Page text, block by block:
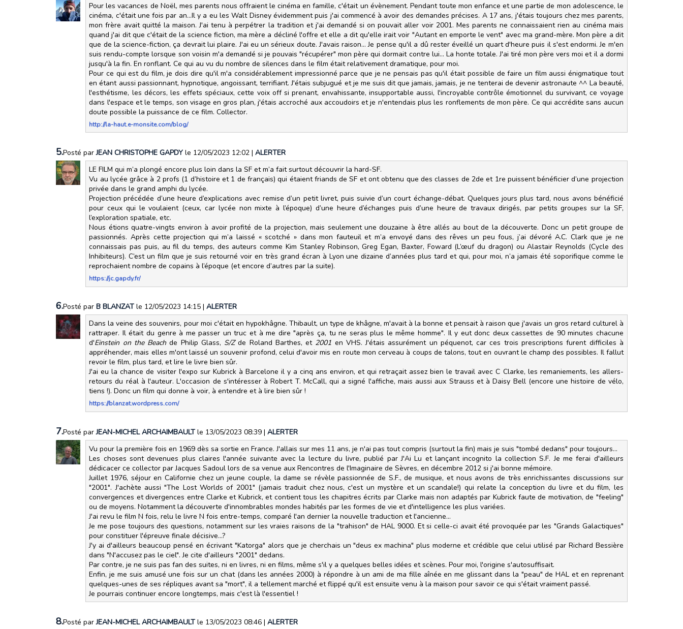
Pour les vacances de Noël, mes parents nous offraient le cinéma en famille, c'était un évènement. Pendant toute mon enfance et une partie de mon adolescence, le
cinéma, c'était une fois par an...Il y a eu les Walt Disney évidemment puis j'ai commencé à avoir des demandes précises. A 17 ans, j'étais toujours chez mes parents,
mon frère avait quitté la maison. J'ai tenu à perpétrer la tradition et j'ai demandé si on pouvait aller voir 2001. Mes parents ne connaissaient rien au cinéma mais
quand j'ai dit que c'était de la science fiction, ma mère a décliné l'offre et elle a dit qu'elle irait voir "Autant en emporte le vent" avec ma grand-mère. Mon père a dit
que de la science-fiction, ça devrait lui plaire. J'ai eu un sérieux doute. J'avais raison... Je pense qu'il a dû rester éveillé un quart d'heure puis il s'est endormi. Je m'en
suis rendu-compte lorsque son voisin m'a demandé si je pouvais "récupérer" mon père qui dormait contre lui... La honte totale. J'ai tiré mon père vers moi et il a dormi
jusqu'à la fin. En ronflant. Ce qui au vu du nombre de silences dans le film était relativement dramatique, pour moi.
Pour ce qui est du film, je dois dire qu'il m'a considérablement impressionné parce que je ne pensais pas qu'il était possible de faire un film aussi énigmatique tout
en étant aussi passionnant, hypnotique, angoissant, terrifiant. J'étais subjugué et je me suis dit que jamais, jamais, je ne tenterai de devenir astronaute ^^ La beauté,
l'esthétisme, les décors, les effets spéciaux, cette voix off si prenant, envahissante, insupportable aussi, l'incroyable contrôle émotionnel du survivant, ce voyage
dans l'espace et le temps, son visage en gros plan, j'étais accroché aux accoudoirs et je n'entendais plus les ronflements de mon père. Ce qui accrédite sans aucun
doute possible la puissance de ce film. Collector.
http://la-haut.e-monsite.com/blog/
5.Posté parJEAN CHRISTOPHE GAPDY le 12/05/2023 12:02 | ALERTER
LE FILM qui m’a plongé encore plus loin dans la SF et m’a fait surtout découvrir la hard-SF.
Vu au lycée grâce à 2 profs (1 d’histoire et 1 de français) qui étaient friands de SF et ont obtenu que des classes de 2de et 1re puissent bénéficier d’une projection
privée dans le grand amphi du lycée.
Projection précédée d’une heure d’explications avec remise d’un petit livret, puis suivie d’un court échange-débat. Quelques jours plus tard, nous avons bénéficié
pour ceux qui le voulaient (ceux, car lycée non mixte à l’époque) d’une heure d’échanges puis d’une heure de travaux dirigés, par petits groupes sur la SF,
l’exploration spatiale, etc.
Nous étions quatre-vingts environ à avoir profité de la projection, mais seulement une douzaine à être allés au bout de la découverte. Donc un petit groupe de
passionnés. Après cette projection qui m’a laissé « scotché » dans mon fauteuil et m’a envoyé dans des rêves un peu fous, j’ai dévoré A.C. Clark que je ne
connaissais pas puis, au fil du temps, des auteurs comme Kim Stanley Robinson, Greg Egan, Baxter, Foward (L’œuf du dragon) ou Alastair Reynolds (Cycle des
Inhibiteurs). C’est un film que je suis retourné voir en très grand écran à Lyon une dizaine d’années plus tard et qui, pour moi, n’a jamais été soporifique comme le
reprochaient nombre de copains à l’époque (et encore d’autres par la suite).
https://jc.gapdy.fr/
6.Posté par B BLANZATle 12/05/2023 14:15 | ALERTER
Dans la veine des souvenirs, pour moi c'était en hypokhâgne. Thibault, un type de khâgne, m'avait à la bonne et pensait à raison que j'avais un gros retard culturel à
rattraper. Il était du genre à me passer un truc et à me dire "après ça, tu ne seras plus le même homme". Il y eut donc deux cassettes de 90 minutes chacune
d'Einstein on the Beachde Philip Glass, S/Zde Roland Barthes, et 2001 en VHS. J'étais assurément un péquenot, car ces trois prescriptions furent difficiles à
appréhender, mais elles m'ont laissé un souvenir profond, celui d'avoir mis en route mon cerveau à coups de talons, tout en ouvrant le champ des possibles. Il fallut
revoir le film, plus tard, et lire le livre bien sûr.
J'ai eu la chance de visiter l'expo sur Kubrick à Barcelone il y a cinq ans environ, et qui retraçait assez bien le travail avec C Clarke, les remaniements, les allers-
retours du réal à l'auteur. L'occasion de s'intéresser à Robert T. McCall, qui a signé l'affiche, mais aussi aux Strauss et à Daisy Bell (encore une histoire de vélo,
tiens !). Donc un film qui donne à voir, à entendre et à lire bien sûr !
https://blanzat.wordpress.com/
7.Posté parJEAN-MICHEL ARCHAIMBAULTle 13/05/2023 08:39 | ALERTER
Vu pour la première fois en 1969 dès sa sortie en France. J'allais sur mes 11 ans, je n'ai pas tout compris (surtout la fin) mais je suis "tombé dedans" pour toujours...
Les choses sont devenues plus claires l'année suivante avec la lecture du livre, publié par J'Ai Lu et lançant incognito la collection S.F. Je me ferai d'ailleurs
dédicacer ce collector par Jacques Sadoul lors de sa venue aux Rencontres de l'Imaginaire de Sèvres, en décembre 2012 si j'ai bonne mémoire.
Juillet 1976, séjour en Californie chez un jeune couple, la dame se révèle passionnée de S.F., de musique, et nous avons de très enrichissantes discussions sur
"2001". J'achète aussi "The Lost Worlds of 2001" (jamais traduit chez nous, c'est un mystère et un scandale!) qui relate la conception du livre et du film, les
convergences et divergences entre Clarke et Kubrick, et contient tous les chapitres écrits par Clarke mais non adaptés par Kubrick faute de motivation, de "feeling"
ou de moyens. Notamment la découverte d'innombrables mondes habités par les formes de vie et d'intelligence les plus variées.
J'ai revu le film N fois, relu le livre N fois entre-temps, comparé l'an dernier la nouvelle traduction et l'ancienne...
Je me pose toujours des questions, notamment sur les vraies raisons de la "trahison" de HAL 9000. Et si celle-ci avait été provoquée par les "Grands Galactiques"
pour constituer l'épreuve finale décisive...?
J'y ai d'ailleurs beaucoup pensé en écrivant "Katorga" alors que je cherchais un "deus ex machina" plus moderne et crédible que celui utilisé par Richard Bessière
dans "N'accusez pas le ciel". Je cite d'ailleurs "2001" dedans.
Par contre, je ne suis pas fan des suites, ni en livres, ni en films, même s'il y a quelques belles idées et scènes. Pour moi, l'origine s'autosuffisait.
Enfin, je me suis amusé une fois sur un chat (dans les années 2000) à répondre à un ami de ma fille aînée en me glissant dans la "peau" de HAL et en reprenant
quelques-unes de ses répliques avant sa "mort", il a tellement marché et flippé qu'il est ensuite venu à la maison pour savoir ce qui s'était vraiment passé.
Je pourrais continuer encore longtemps, mais c'est là l'essentiel !
8.Posté parJEAN-MICHEL ARCHAIMBAULTle 13/05/2023 08:46 | ALERTER